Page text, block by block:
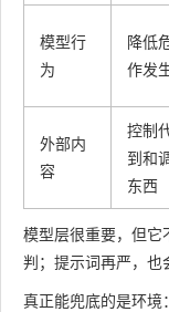
模型行
为
降低
作发
外部内
容
控制
到和
东西
模型层很重要，但
判；提示词再严，也
真正能兜底的是环境：